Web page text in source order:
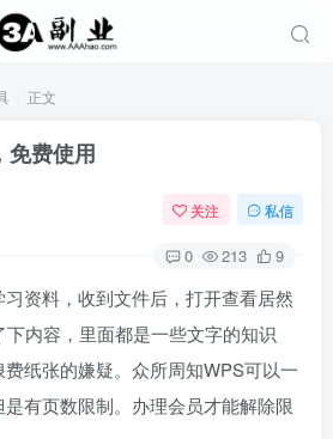
正文
免费使用
关注 私信
0 213 9
资料，收到文件后，打开查看居然
内容，里面都是一些文字的知识
纸张的嫌疑。众所周知WPS可以一
有页数限制。办理会员才能解除限